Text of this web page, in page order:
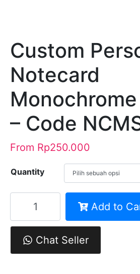
Custom
Notecard
– Code
From Rp250.000
Quantity
Custom
Personalized
Notecard
Monochrome
Add to
Chat Seller